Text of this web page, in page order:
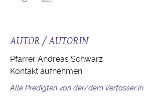
AUTOR / AUTORIN
Pfarrer Andreas Schwarz
Kontakt aufnehmen
Alle Predigten von der/dem Verfasser:in